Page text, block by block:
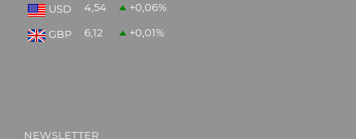
USD 4,54 +0,06%
GBP 6,12 +0,01%
NEWSLETTER